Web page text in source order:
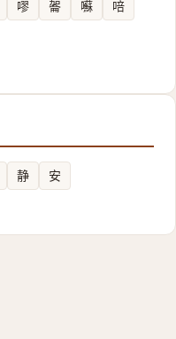
嘐 嗧 囌
㖣
静 安